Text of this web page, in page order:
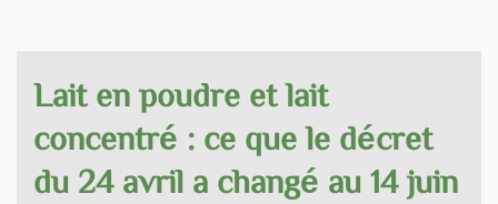
Lait en poudre et lait
concentré : ce que le décret
du 24 avril a changé au 14 juin